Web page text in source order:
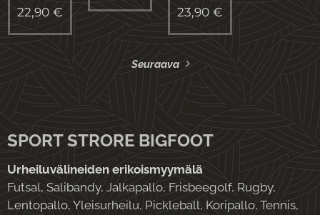
22,90 € 23,90 €
Seuraava
SPORT STRORE BIGFOOT
Urheiluvälineiden erikoismyymälä
Futsal, Salibandy, Jalkapallo, Frisbeegolf, Rugby,
Lentopallo, Yleisurheilu, Pickleball, Koripallo, Tennis,